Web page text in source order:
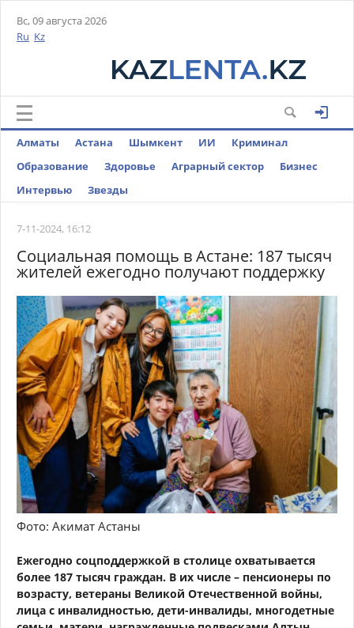
Вс, 09 августа 2026
Ru Kz
Алматы Астана Шымкент ИИ
Криминал
Образование
Здоровье Аграрный сектор
Бизнес
Интервью
Звезды
7-11-2024, 16:12
Социальная помощь в Астане: 187 тысяч
жителей ежегодно получают поддержку
Фото: Акимат Астаны
Ежегодно соцподдержкой в столице охватывается
более 187 тысяч граждан. В их числе – пенсионеры по
возрасту, ветераны Великой Отечественной войны,
лица с инвалидностью, дети-инвалиды, многодетные